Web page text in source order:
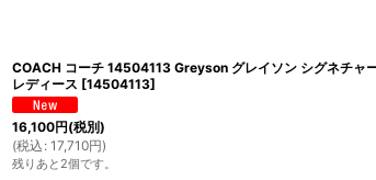
COACH コーチ 14504113 Greyson グレイソン シグネチャ
レディース [14504113]
16,100円(税別)
(税込 : 17,710円)
残りあと2個です。